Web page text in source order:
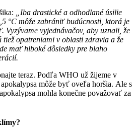
„Iba drastické a odhodlané úsilie
°C môže zabrániť budúcnosti, ktorá je
Vyzývame vyjednávačov, aby uznali, že
opatreniami v oblasti zdravia a že
mať hlboké dôsledky pre blaho
teraz. Podľa WHO už žijeme v
môže byť oveľa horšia. Ale s
mohla konečne považovať za